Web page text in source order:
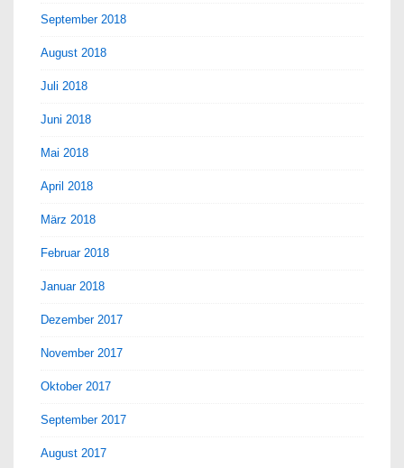
September 2018
August 2018
Juli 2018
Juni 2018
Mai 2018
April 2018
März 2018
Februar 2018
Januar 2018
Dezember 2017
November 2017
Oktober 2017
September 2017
August 2017